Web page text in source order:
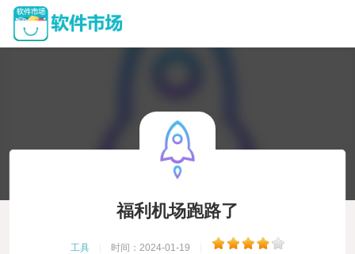
福利机场跑路了
工具 时间：2024-01-19